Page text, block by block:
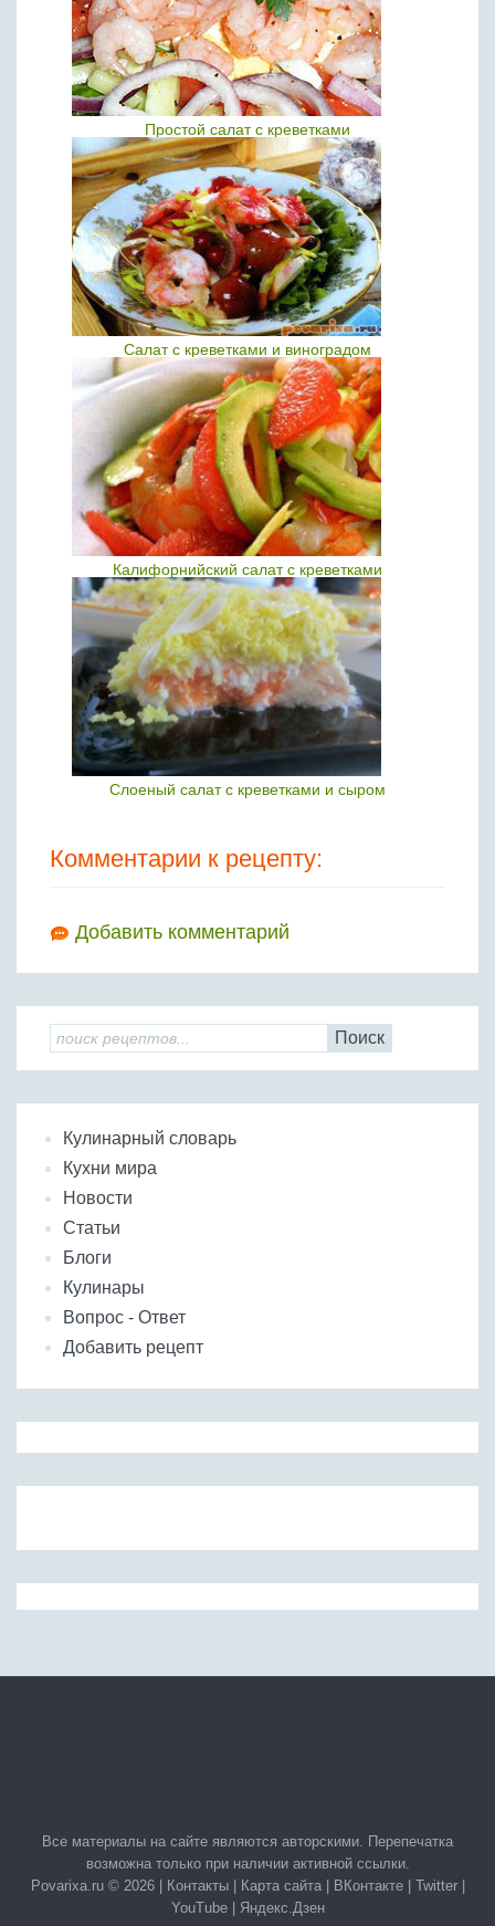
Простой салат с креветками
Салат с креветками и виноградом
Калифорнийский салат с креветками
Слоеный салат с креветками и сыром
Комментарии к рецепту:
Добавить комментарий
Поиск
Кулинарный словарь
Кухни мира
Новости
Статьи
Блоги
Кулинары
Вопрос - Ответ
Добавить рецепт
Все материалы на сайте являются авторскими. Перепечатка
возможна только при наличии активной ссылки.
Povarixa.ru © 2026 |
Контакты| Карта сайта| ВКонтакте| Twitter|
YouTube| Яндекс.Дзен